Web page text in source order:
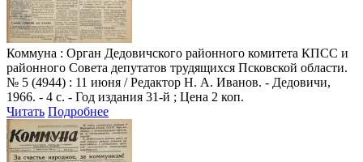
Коммуна : Орган Дедовичского районного комитета КПСС и
районного Совета депутатов трудящихся Псковской области.
№ 5 (4944) : 11 июня / Редактор Н. А. Иванов. - Дедовичи,
1966. - 4 с. - Год издания 31-й ; Цена 2 коп.
Читать Подробнее